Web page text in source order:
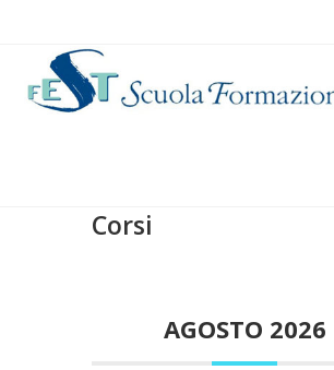
contenuto
Corsi
AGOSTO 2026